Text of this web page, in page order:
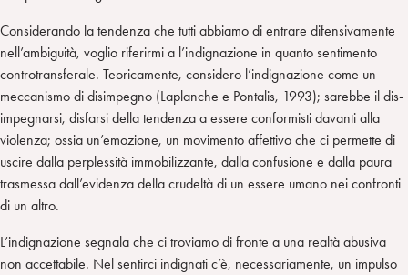
Considerando la tendenza che tutti abbiamo di entrare difensivamente
nell’ambiguità, voglio riferirmi a l’indignazione in quanto sentimento
controtransferale. Teoricamente, considero l’indignazione come un
meccanismo di disimpegno (Laplanche e Pontalis, 1993); sarebbe il dis-
impegnarsi, disfarsi della tendenza a essere conformisti davanti alla
violenza; ossia un’emozione, un movimento affettivo che ci permette di
uscire dalla perplessità immobilizzante, dalla confusione e dalla paura
trasmessa dall’evidenza della crudeltà di un essere umano nei confronti
di un altro.
L’indignazione segnala che ci troviamo di fronte a una realtà abusiva
non accettabile. Nel sentirci indignati c’è, necessariamente, un impulso